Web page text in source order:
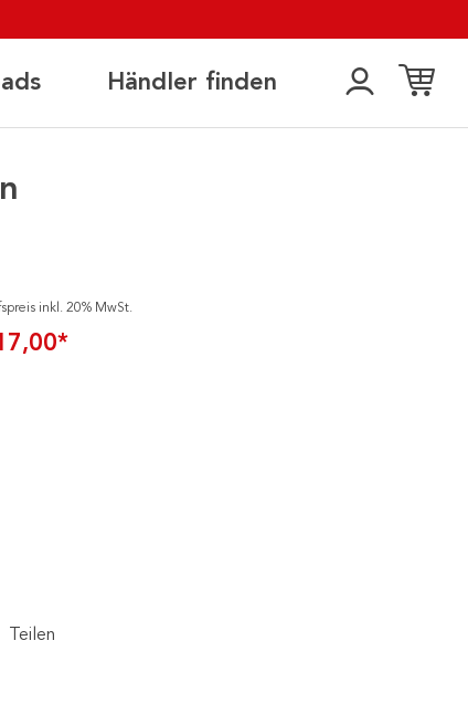
Händler finden
inkl. 20% MwSt.
Teilen